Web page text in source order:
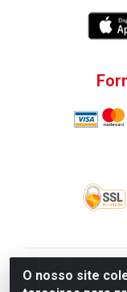
O nosso site
V. C. Ferragens